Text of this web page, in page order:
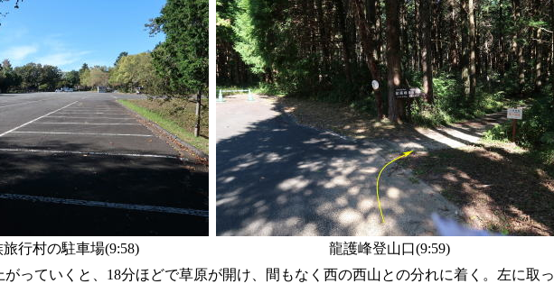
行村の駐車場(9:58)
龍護峰登山口(9:59)
っていくと、18分ほどで草原が開け、間もなく西の西山との分れに着く。左に取っ